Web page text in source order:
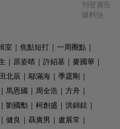
刊登廣告
爆料快
室 焦點短打 一周圈點
原姿晴 許紹基 麥國華
田北辰 鄔滿海 季霆剛
馬恩國 周全浩 方舟
劉國勳 柯創盛 洪錦鉉
健良 聶廣男 盧展常